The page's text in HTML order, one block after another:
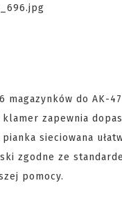
do AK-
zapewnia
sieciowana
zgodne ze
pomocy.